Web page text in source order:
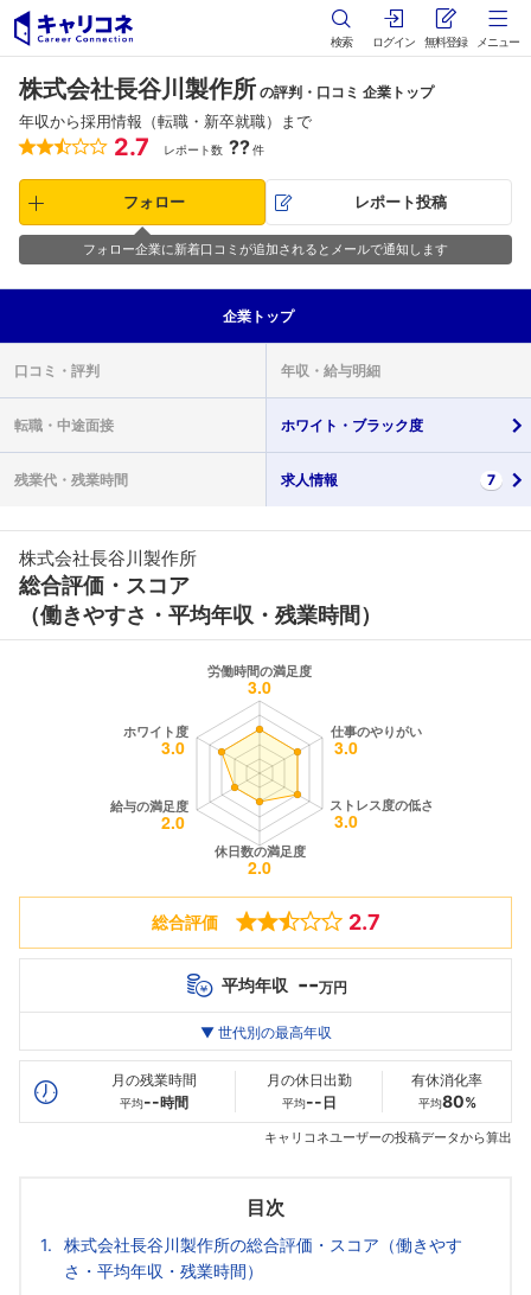
検索 ログイン 無料登録 メニュー
株式会社長谷川製作所 の評判・口コミ 企業トップ
年収から採用情報（転職・新卒就職）まで
2.7 レポート数 ??件
フォロー レポート投稿
フォロー企業に新着口コミが追加されるとメールで通知します
企業 トップ
口コミ・ 評判 年収・ 給与明細
転職・ 中途面接 ホワイト・ ブラック度
残業代・ 残業時間 求人情報 7
株式会社長谷川製作所
総合評価・スコア
（働きやすさ・平均年収・残業時間）
総合評価 2.7
平均年収 --万円
最高年収
20代
--万
30代
--万
--万
▼ 世代別の最高年収
月の残業時間
平均--時間
月の休日出勤
平均-- 日
有休消化率
平均80%
キャリコネユーザーの投稿データから算出
目次
株式会社長谷川製作所の総合評価・スコア（働きやす
さ・平均年収・残業時間）